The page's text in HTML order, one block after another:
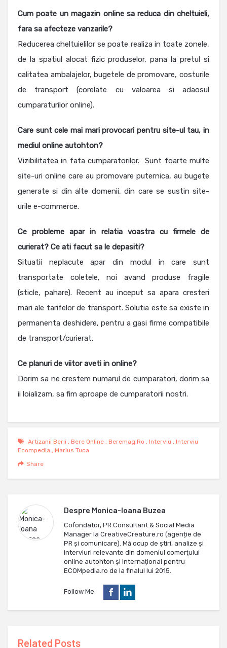
Cum poate un magazin online sa reduca din cheltuieli,
fara sa afecteze vanzarile?
Reducerea cheltuielilor se poate realiza in toate zonele,
de la spatiul alocat fizic produselor, pana la pretul si
calitatea ambalajelor, bugetele de promovare, costurile
de transport (corelate cu valoarea si adaosul
cumparaturilor online).
Care sunt cele mai mari provocari pentru site-ul tau, in
mediul online autohton?
Vizibilitatea in fata cumparatorilor. Sunt foarte multe
site-uri online care au promovare puternica, au bugete
generate si din alte domenii, din care se sustin site-
urile e-commerce.
Ce probleme apar in relatia voastra cu firmele de
curierat? Ce ati facut sa le depasiti?
Situatii neplacute apar din modul in care sunt
transportate coletele, noi avand produse fragile
(sticle, pahare). Recent au inceput sa apara cresteri
mari ale tarifelor de transport. Solutia este sa existe in
permanenta deshidere, pentru a gasi firme compatibile
de transport/curierat.
Ce planuri de viitor aveti in online?
Dorim sa ne crestem numarul de cumparatori, dorim sa
ii loializam, sa fim aproape de cumparatorii nostri.
Artizanii Berii , Bere Online , Beremag.ro , Interviu , Interviu
Ecompedia , Marius Tuca
Share
Despre Monica-Ioana Buzea
Cofondator, PR Consultant & Social Media
Manager la CreativeCreature.ro (agenție de
PR și comunicare). Mă ocup de ştiri, analize și
interviuri relevante din domeniul comerţului
online autohton şi internaţional pentru
ECOMpedia.ro de la finalul lui 2015.
Follow Me
Related Posts